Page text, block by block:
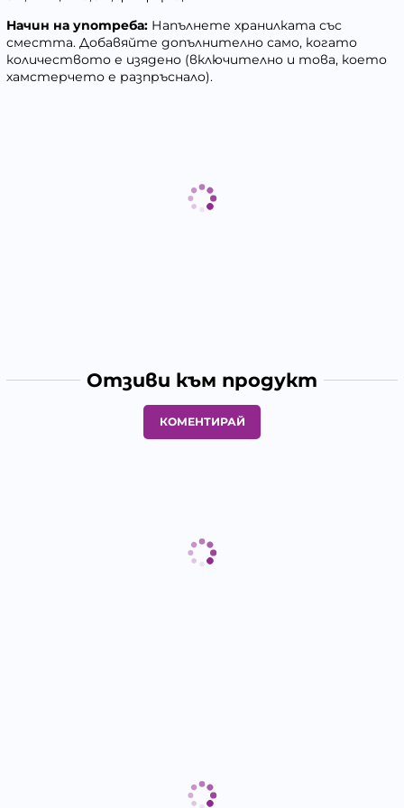
Начин на употреба: Напълнете хранилката със
сместта. Добавяйте допълнително само, когато
количеството е изядено (включително и това, което
хамстерчето е разпръснало).
Отзиви към продукт
КОМЕНТИРАЙ